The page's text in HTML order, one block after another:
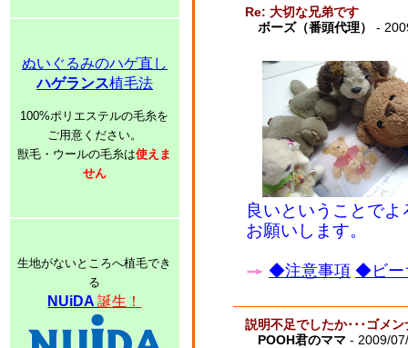
ぬいぐるみのハゲ直し
ハゲランス植毛法
100%ポリエステルの毛糸を
ご用意ください。
獣毛・ウールの毛糸は使えま
せん
生地がないところへ植毛でき
る
NUiDA誕生！
Re: 大切な兄弟です
ボーズ（番頭代理）
-
良いということで
お願いします。
◆注意事項 ◆ビー
説明不足でしたか･･･ゴメン
POOH君のママ - 2009/